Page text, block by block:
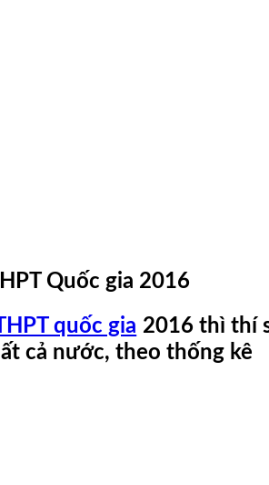
Quốc gia 2016
quốc gia 2016 thì thí
cả nước, theo thống kê